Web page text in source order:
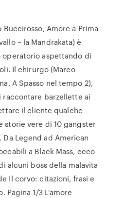
Buccirosso, Amore a Prima
– la Mandrakata) è
aspettando di
Il chirurgo (Marco
A Spasso nel tempo 2),
raccontare barzellette ai
il cliente qualche
storie vere di 10 gangster
Legend ad American
a Black Mass, ecco
alcuni boss della malavita
Il corvo: citazioni, frasi e
Pagina 1/3 L'amore